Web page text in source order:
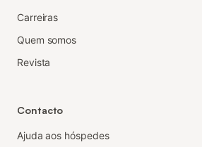
Carreiras
Quem somos
Revista
Contacto
Ajuda aos hóspedes